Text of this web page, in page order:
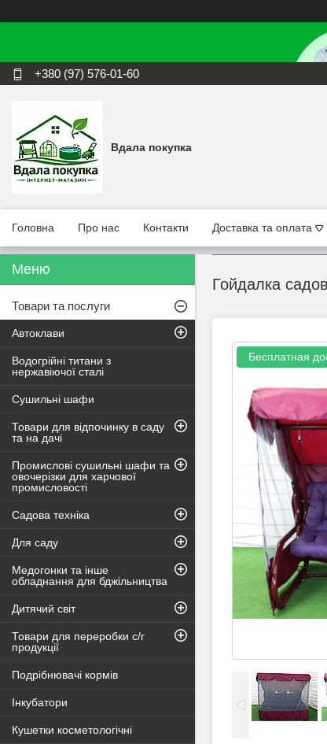
+380 (97) 576-01-60
Вдала покупка
Головна Про нас Контакти Доставка та оплата
Гойдалка
Бесплатная
Товари та послуги
Автоклави
Водогрійні титани з
нержавіючої сталі
Сушильні шафи
Товари для відпочинку в саду
та на дачі
Промислові сушильні шафи та
овочерізки для харчової
промисловості
Садова техніка
Для саду
Медогонки та інше
обладнання для бджільництва
Дитячий світ
Товари для переробки с/г
продукції
Подрібнювачі кормів
Інкубатори
Кушетки косметологічні